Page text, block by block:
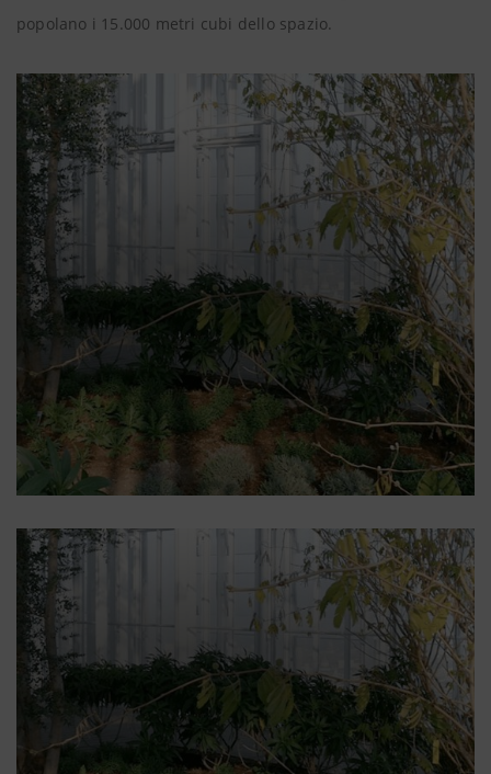
popolano i 15.000 metri cubi dello spazio.